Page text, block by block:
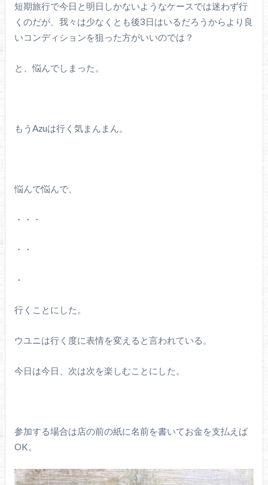
短期旅行で今日と明日しかないようなケースでは迷わず行
くのだが、我々は少なくとも後3日はいるだろうからより良
いコンディションを狙った方がいいのでは？
と、悩んでしまった。
もうAzuは行く気まんまん。
悩んで悩んで、
・・・
・・
・
行くことにした。
ウユニは行く度に表情を変えると言われている。
今日は今日、次は次を楽しむことにした。
参加する場合は店の前の紙に名前を書いてお金を支払えば
OK。